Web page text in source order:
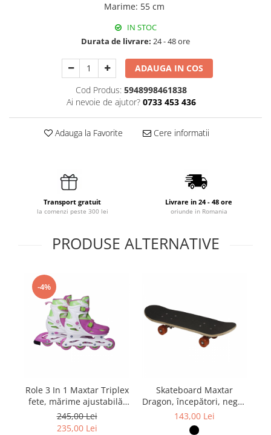
Marime: 55 cm
IN STOC
Durata de livrare: 24 - 48 ore
ADAUGA IN COS
Cod Produs: 5948998461838
Ai nevoie de ajutor? 0733 453 436
Adauga la Favorite Cere informatii
Transport gratuit
la comenzi peste 300 lei
Livrare in 24 - 48 ore
oriunde in Romania
PRODUSE ALTERNATIVE
-4%
Role 3 In 1 Maxtar Triplex
fete, mărime ajustabilă,
mov/roz
245,00 Lei
235,00 Lei
Skateboard Maxtar
Dragon, începători, negru
cu galben
143,00 Lei